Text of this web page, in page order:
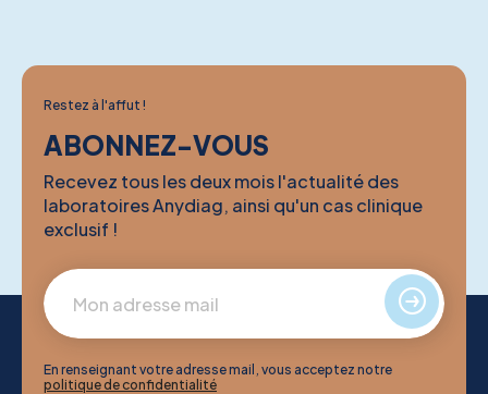
Restez à l'affut !
ABONNEZ-VOUS
Recevez tous les deux mois l'actualité des
laboratoires Anydiag, ainsi qu'un cas clinique
exclusif !
En renseignant votre adresse mail, vous acceptez notre
politique de confidentialité